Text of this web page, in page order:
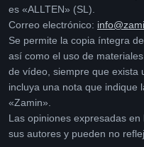
es «ALLTEN» (SL).
Correo electrónico:
Se permite la copia íntegra
así como el uso de
de vídeo, siempre que exista
incluya una nota que indique
«Zamin».
Las opiniones expresadas
sus autores y pueden no